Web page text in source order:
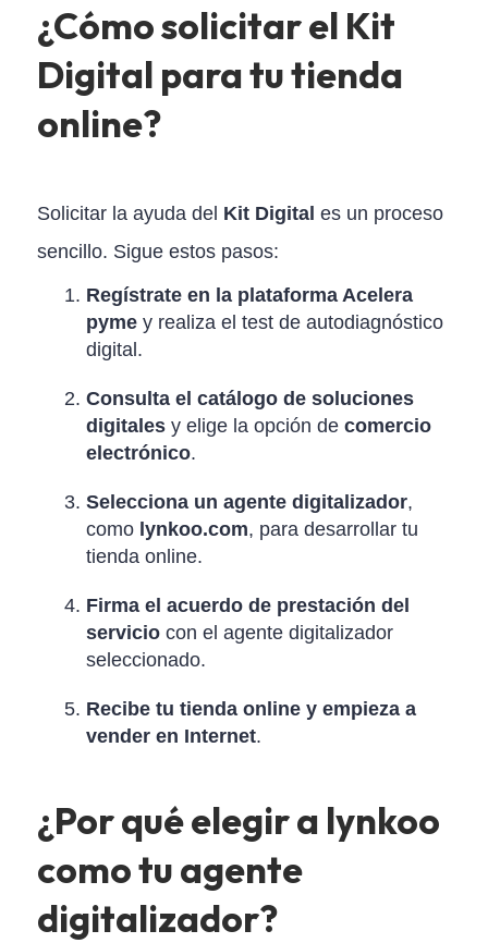
¿Cómo solicitar el Kit
Digital para tu tienda
online?
Solicitar la ayuda del Kit Digital es un proceso
sencillo. Sigue estos pasos:
Regístrate en la plataforma Acelera
pymey realiza el test de autodiagnóstico
digital.
Consulta el catálogo de soluciones
digitalesy elige la opción de comercio
electrónico.
Selecciona un agente digitalizador,
como lynkoo.com, para desarrollar tu
tienda online.
Firma el acuerdo de prestación del
serviciocon el agente digitalizador
seleccionado.
Recibe tu tienda online y empieza a
vender en Internet.
¿Por qué elegir a lynkoo
como tu agente
digitalizador?